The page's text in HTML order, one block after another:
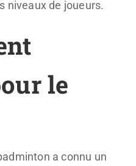
niveaux de joueurs.
le
a connu un